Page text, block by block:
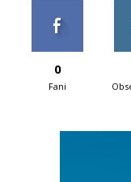
0
Fani